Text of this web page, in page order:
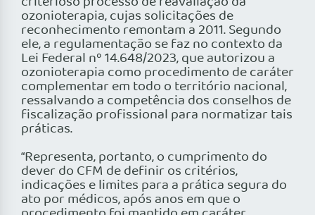
ozonioterapia, cujas solicitações de
reconhecimento remontam a 2011. Segundo
ele, a regulamentação se faz no contexto da
Lei Federal nº 14.648/2023, que autorizou a
ozonioterapia como procedimento de caráter
complementar em todo o território nacional,
ressalvando a competência dos conselhos de
fiscalização profissional para normatizar tais
práticas.
“Representa, portanto, o cumprimento do
dever do CFM de definir os critérios,
indicações e limites para a prática segura do
ato por médicos, após anos em que o